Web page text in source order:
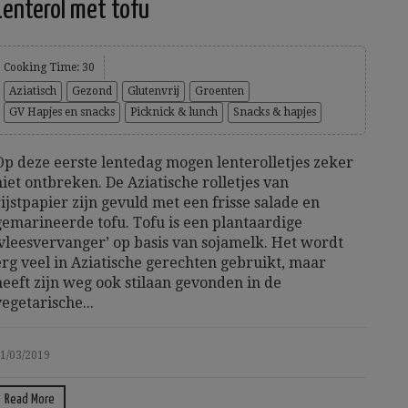
met tofu
Cooking Time: 30
Aziatisch
Gezond Glutenvrij
Groenten
GV Hapjes en snacks
Picknick & lunch Snacks & hapjes
deze eerste lentedag mogen lenterolletjes zeker
ontbreken. De Aziatische rolletjes van
zijn gevuld met een frisse salade en
tofu. Tofu is een plantaardige
op basis van sojamelk. Het wordt
veel in Aziatische gerechten gebruikt, maar
zijn weg ook stilaan gevonden in de
03/2019
Read More